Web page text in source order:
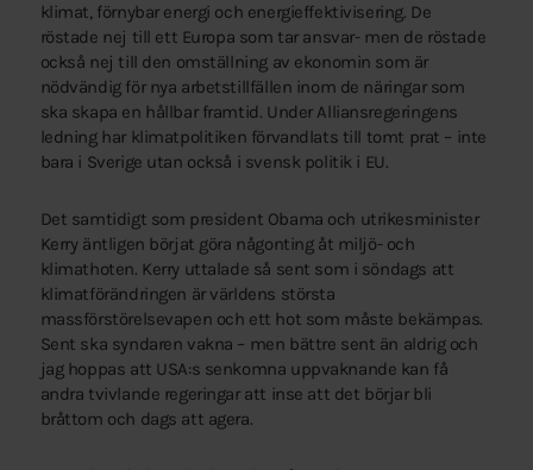
klimat, förnybar energi och energieffektivisering. De
röstade nej till ett Europa som tar ansvar- men de röstade
också nej till den omställning av ekonomin som är
nödvändig för nya arbetstillfällen inom de näringar som
ska skapa en hållbar framtid. Under Alliansregeringens
ledning har klimatpolitiken förvandlats till tomt prat – inte
bara i Sverige utan också i svensk politik i EU.
Det samtidigt som president Obama och utrikesminister
Kerry äntligen börjat göra någonting åt miljö- och
klimathoten. Kerry uttalade så sent som i söndags att
klimatförändringen är världens största
massförstörelsevapen och ett hot som måste bekämpas.
Sent ska syndaren vakna – men bättre sent än aldrig och
jag hoppas att USA:s senkomna uppvaknande kan få
andra tvivlande regeringar att inse att det börjar bli
bråttom och dags att agera.